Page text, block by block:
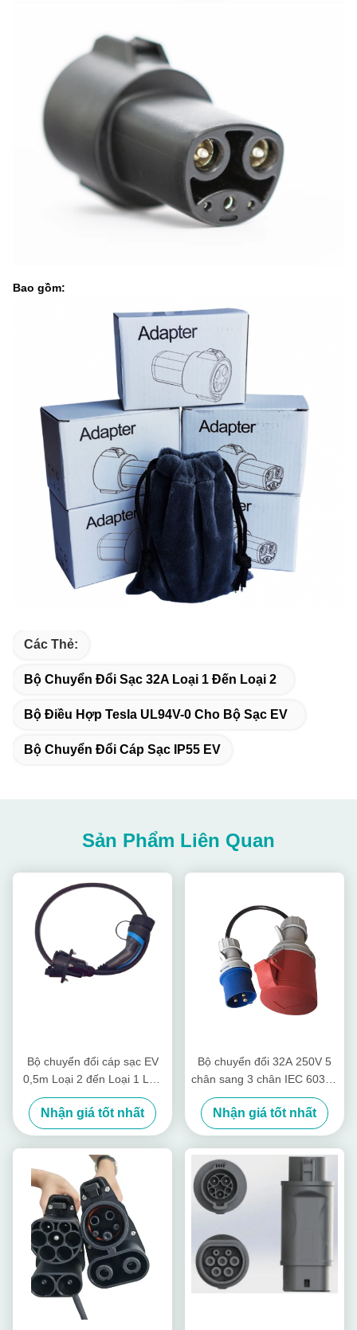
Bao gồm:
Các Thẻ:
Bộ Chuyển Đổi Sạc 32A Loại 1 Đến Loại 2
Bộ Điều Hợp Tesla UL94V-0 Cho Bộ Sạc EV
Bộ Chuyển Đổi Cáp Sạc IP55 EV
Sản Phẩm Liên Quan
Bộ chuyển đổi cáp sạc EV
0,5m Loại 2 đến Loại 1 Lớp
chống thấm nước TUV IP55
Nhận giá tốt nhất
Bộ chuyển đổi 32A 250V 5
chân sang 3 chân IEC 60309
Bộ chuyển đổi phích cắm
cho CEE màu đỏ đến CEE
màu xanh lam
Nhận giá tốt nhất